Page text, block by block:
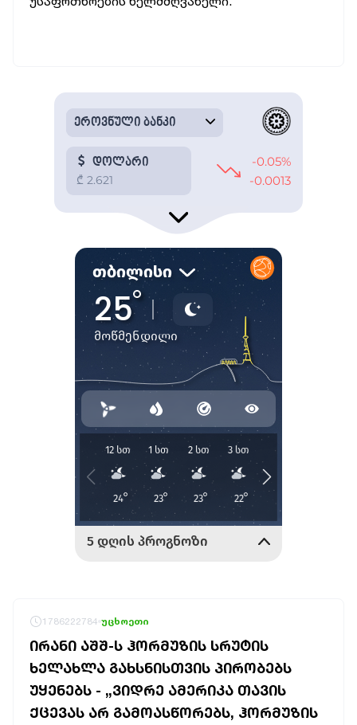
1786222784 უცხოეთი
ᲘᲠᲐᲜᲘ ᲐᲨᲨ-Ს ᲰᲝᲠᲛᲣᲖᲘᲡ ᲡᲠᲣᲢᲘᲡ
ᲮᲔᲚᲐᲮᲚᲐ ᲒᲐᲮᲡᲜᲘᲡᲗᲕᲘᲡ ᲞᲘᲠᲝᲑᲔᲑᲡ
ᲣᲧᲔᲜᲔᲑᲡ - „ᲕᲘᲓᲠᲔ ᲐᲛᲔᲠᲘᲙᲐ ᲗᲐᲕᲘᲡ
ᲥᲪᲔᲕᲐᲡ ᲐᲠ ᲒᲐᲛᲝᲐᲡᲬᲝᲠᲔᲑᲡ, ᲰᲝᲠᲛᲣᲖᲘᲡ